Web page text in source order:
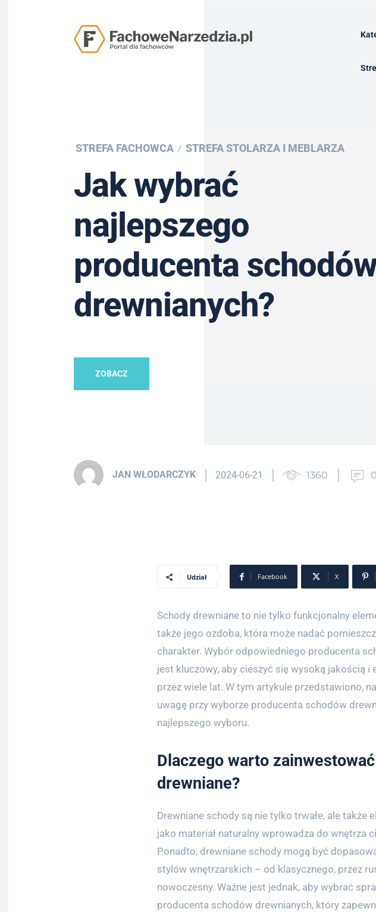
STREFA FACHOWCA STREFA STOLARZA I MEBLARZA
Jak wybrać
najlepszego
producenta
drewnianych?
ZOBACZ
JAN WŁODARCZYK 2024-06-21 1360 0
Udział Facebook X
Schody drewniane to nie tylko funkcjonalny
także jego ozdoba, która może nadać
charakter. Wybór odpowiedniego producenta
jest kluczowy, aby cieszyć się wysoką jakością i
przez wiele lat. W tym artykule przedstawiono,
uwagę przy wyborze producenta schodów
najlepszego wyboru.
Dlaczego warto
drewniane?
Drewniane schody są nie tylko trwałe, ale także
jako materiał naturalny wprowadza do wnętrza
Ponadto, drewniane schody mogą być
stylów wnętrzarskich – od klasycznego, przez
nowoczesny. Ważne jest jednak, aby wybrać
producenta schodów drewnianych, który